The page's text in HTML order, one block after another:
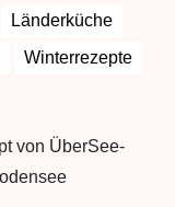
Länderküche
Winterrezepte